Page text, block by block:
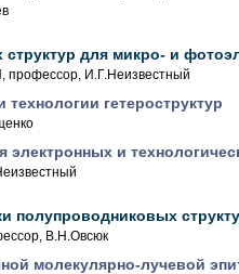
для микро- и
профессор, И.Г.Неизвестный
гетероструктур
и
полупроводниковых
В.Н.Овсюк
молекулярно-лучевой